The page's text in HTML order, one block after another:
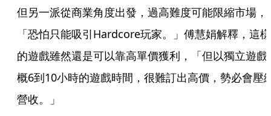
但另一派從商業角度出發，過高難度可能限縮市場，
「恐怕只能吸引Hardcore玩家。」傅慧娟解釋，這樣
的遊戲雖然還是可以靠高單價獲利，「但以獨立遊戲
概6到10小時的遊戲時間，很難訂出高價，勢必會壓
營收。」